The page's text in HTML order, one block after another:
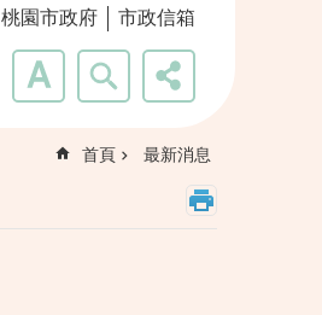
桃園市政府 市政信箱
首頁 最新消息